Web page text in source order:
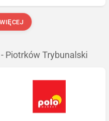
Piotrków Trybunalski